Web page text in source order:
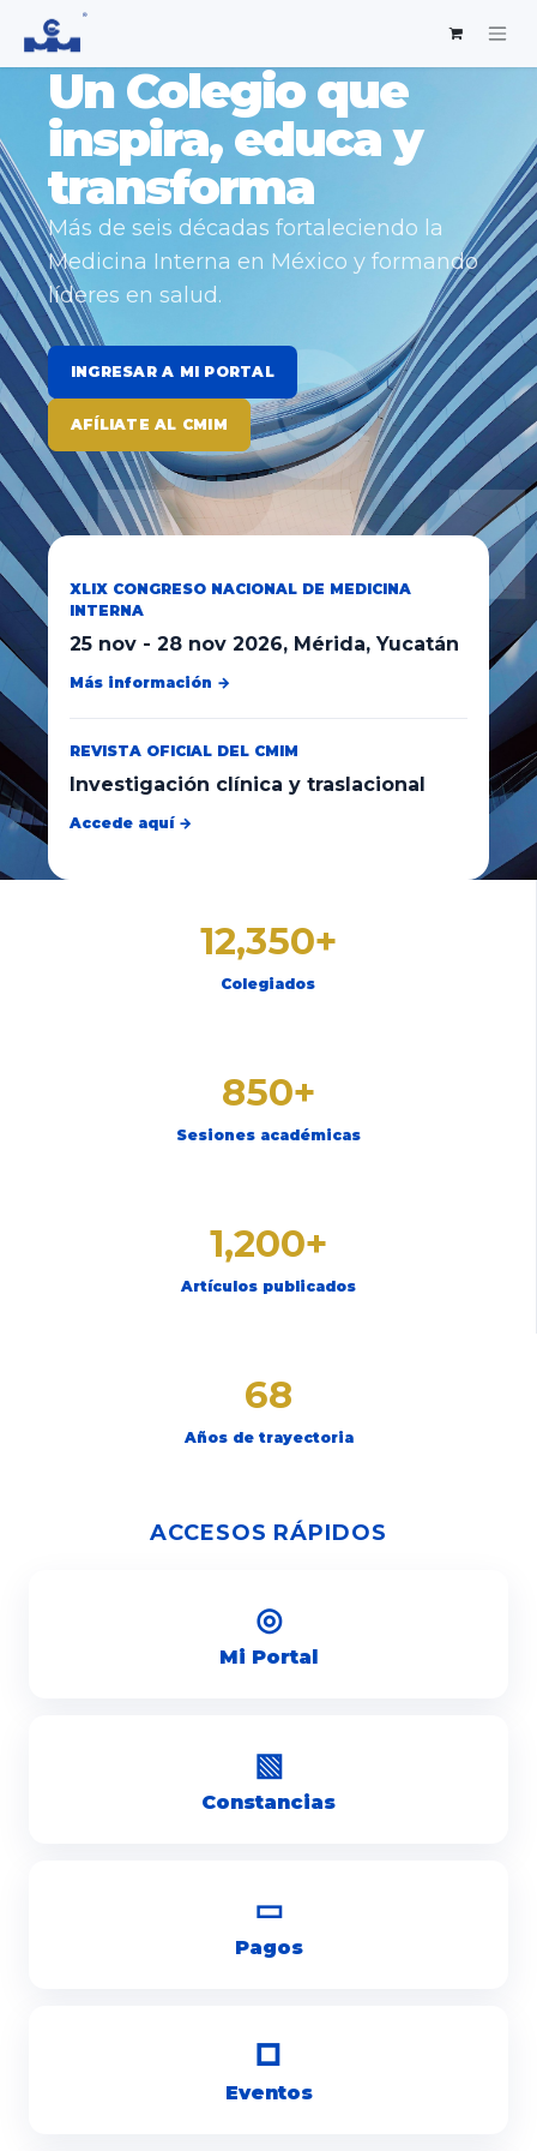
Un Colegio que
inspira, educa y
transforma
Más de seis décadas fortaleciendo la
Medicina Interna en México y formando
líderes en salud.
INGRESAR A MI PORTAL
AFÍLIATE AL CMIM
XLIX CONGRESO NACIONAL DE MEDICINA
INTERNA
25 nov - 28 nov 2026, Mérida, Yucatán
Más información →
REVISTA OFICIAL DEL CMIM
Investigación clínica y traslacional
Accede aquí →
12,350+
Colegiados
850+
Sesiones académicas
1,200+
Artículos publicados
68
Años de trayectoria
ACCESOS RÁPIDOS
◎
Mi Portal
▧
Constancias
▭
Pagos
□
Eventos